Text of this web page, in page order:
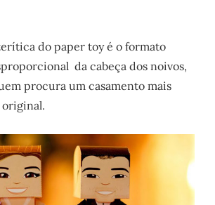
do paper toy é o formato
da cabeça dos noivos,
procura um casamento mais